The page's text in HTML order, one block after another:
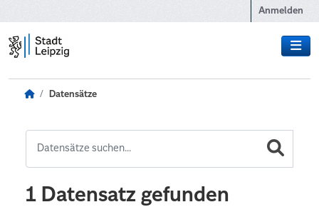
Anmelden
Datensätze
1 Datensatz gefunden